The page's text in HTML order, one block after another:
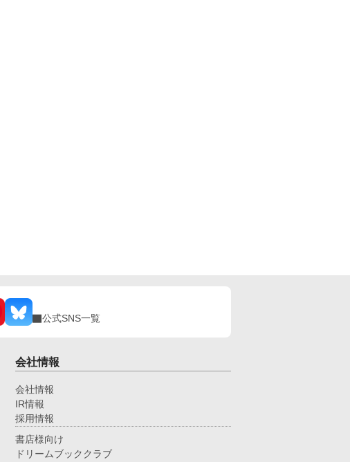
公式SNS一覧
会社情報
会社情報
IR情報
採用情報
書店様向け
ドリームブッククラブ